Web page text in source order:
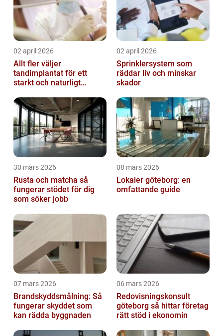
02 april 2026
Allt fler väljer
tandimplantat för ett
starkt och naturligt
02 april 2026
Sprinklersystem som
räddar liv och minskar
skador
30 mars 2026
Rusta och matcha så
fungerar stödet för dig
som söker jobb
08 mars 2026
Lokaler göteborg: en
omfattande guide
07 mars 2026
Brandskyddsmålning: Så
fungerar skyddet som
kan rädda byggnaden
06 mars 2026
Redovisningskonsult
göteborg så hittar företag
rätt stöd i ekonomin